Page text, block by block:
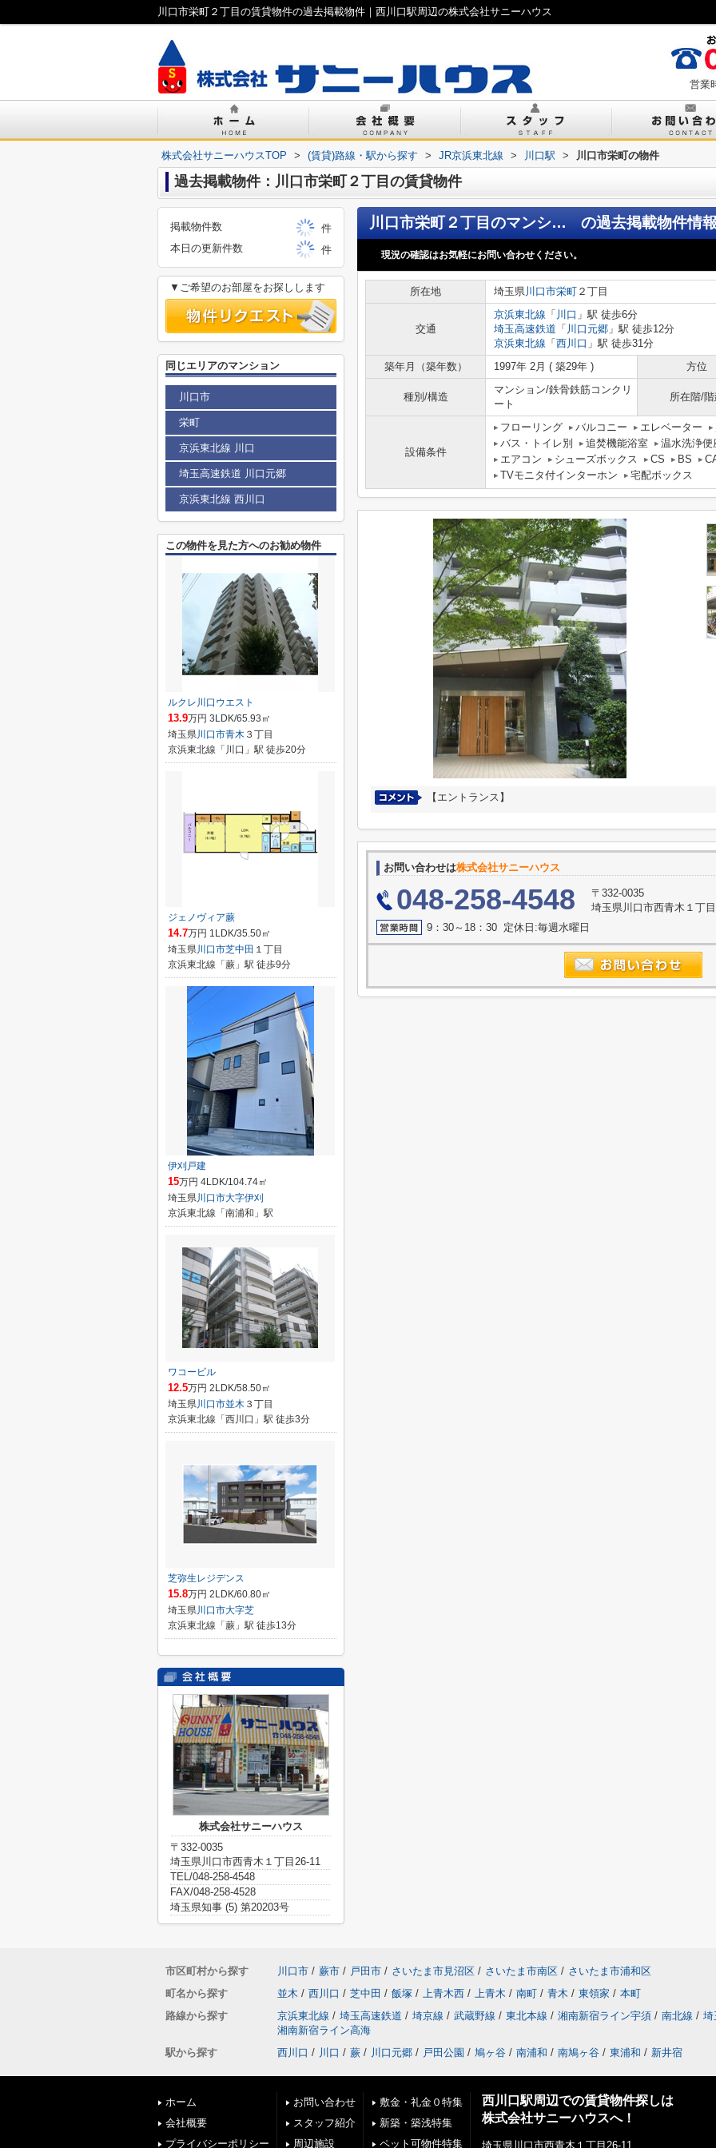
川口市栄町２丁目の賃貸物件の過去掲載物件｜西川口駅周辺の株式会社サニーハウス
営業
株式会社サニーハウスTOP > (賃貸)路線・駅から探す > JR京浜東北線 > 川口駅 > 川口市栄町の物件
過去掲載物件：川口市栄町２丁目の賃貸物件
川口市栄町２丁目のマンション の過去掲載物件情
現況の確認はお気軽にお問い合わせください。
所在地 埼玉県川口市栄町 ２丁目
交通
京浜東北線 「 川口 」駅 徒歩6分
埼玉高速鉄道 「 川口元郷 」駅 徒歩12分
京浜東北線 「 西川口 」駅 徒歩31分
築年月（築年数）
1997年 2月 ( 築29年 ) 方位
種別/構造
マンション/鉄骨鉄筋コンクリ
ート
所在階/
設備条件
フローリング バルコニー エレベーター
バス・トイレ別
追焚機能浴室
温水洗浄便
エアコン
シューズボックス CS BS
TVモニタ付インターホン
宅配ボックス
【エントランス】
お問い合わせは株式会社サニーハウス
048-258-4548
〒332-0035
埼玉県川口市西青木１丁
9：30～18：30 定休日:毎週水曜日
掲載物件数
件
本日の更新件数
件
▼ご希望のお部屋をお探しします
同じエリアのマンション
川口市
栄町
京浜東北線 川口
埼玉高速鉄道 川口元郷
京浜東北線 西川口
この物件を見た方へのお勧め物件
ルクレ川口ウエスト
13.9万円 3LDK/65.93㎡
埼玉県川口市青木 ３丁目
京浜東北線「川口」駅 徒歩20分
ジェノヴィア蕨
14.7万円 1LDK/35.50㎡
埼玉県川口市芝中田 １丁目
京浜東北線「蕨」駅 徒歩9分
伊刈戸建
15万円 4LDK/104.74㎡
埼玉県川口市大字伊刈
京浜東北線「南浦和」駅
ワコービル
12.5万円 2LDK/58.50㎡
埼玉県川口市並木 ３丁目
京浜東北線「西川口」駅 徒歩3分
芝弥生レジデンス
15.8万円 2LDK/60.80㎡
埼玉県川口市大字芝
京浜東北線「蕨」駅 徒歩13分
株式会社サニーハウス
〒332-0035
埼玉県川口市西青木１丁目26-11
TEL/048-258-4548
FAX/048-258-4528
埼玉県知事 (5) 第20203号
市区町村から探す 川口市 / 蕨市 / 戸田市 / さいたま市見沼区 / さいたま市南区 / さいたま市浦和区
町名から探す
並木 / 西川口 / 芝中田 / 飯塚 / 上青木西 / 上青木 / 南町 / 青木 / 東領家 / 本町
路線から探す
京浜東北線 / 埼玉高速鉄道 / 埼京線 / 武蔵野線 / 東北本線 / 湘南新宿ライン宇須 / 南北線 / 埼
湘南新宿ライン高海
駅から探す
西川口 / 川口 / 蕨 / 川口元郷 / 戸田公園 / 鳩ヶ谷 / 南浦和 / 南鳩ヶ谷 / 東浦和 / 新井宿
ホーム
会社概要
プライバシーポリシー
お問い合わせ
スタッフ紹介
周辺施設
敷金・礼金０特集
新築・築浅特集
ペット可物件特集
西川口駅周辺での賃貸物件探しは
株式会社サニーハウスへ！
埼玉県川口市西青木１丁目26-11